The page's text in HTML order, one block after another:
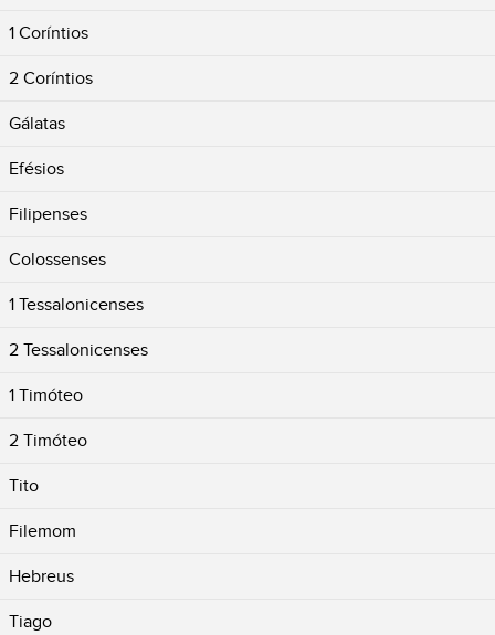
1 Coríntios
2 Coríntios
Gálatas
Efésios
Filipenses
Colossenses
1 Tessalonicenses
2 Tessalonicenses
1 Timóteo
2 Timóteo
Tito
Filemom
Hebreus
Tiago